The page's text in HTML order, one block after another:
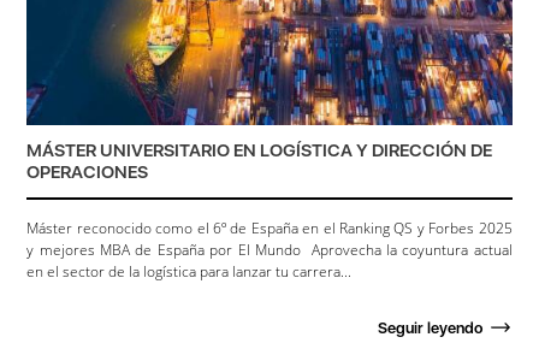
MÁSTER UNIVERSITARIO EN LOGÍSTICA Y DIRECCIÓN DE
OPERACIONES
Máster reconocido como el 6º de España en el Ranking QS y Forbes 2025
y mejores MBA de España por El Mundo Aprovecha la coyuntura actual
en el sector de la logística para lanzar tu carrera...
Seguir leyendo